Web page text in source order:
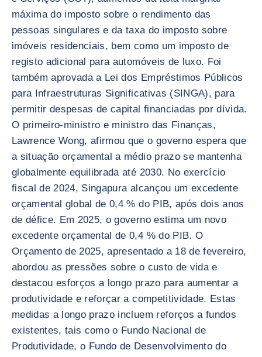
máxima do imposto sobre o rendimento das
pessoas singulares e da taxa do imposto sobre
imóveis residenciais, bem como um imposto de
registo adicional para automóveis de luxo. Foi
também aprovada a Lei dos Empréstimos Públicos
para Infraestruturas Significativas (SINGA), para
permitir despesas de capital financiadas por dívida.
O primeiro-ministro e ministro das Finanças,
Lawrence Wong, afirmou que o governo espera que
a situação orçamental a médio prazo se mantenha
globalmente equilibrada até 2030. No exercício
fiscal de 2024, Singapura alcançou um excedente
orçamental global de 0,4 % do PIB, após dois anos
de défice. Em 2025, o governo estima um novo
excedente orçamental de 0,4 % do PIB. O
Orçamento de 2025, apresentado a 18 de fevereiro,
abordou as pressões sobre o custo de vida e
destacou esforços a longo prazo para aumentar a
produtividade e reforçar a competitividade. Estas
medidas a longo prazo incluem reforços a fundos
existentes, tais como o Fundo Nacional de
Produtividade, o Fundo de Desenvolvimento do